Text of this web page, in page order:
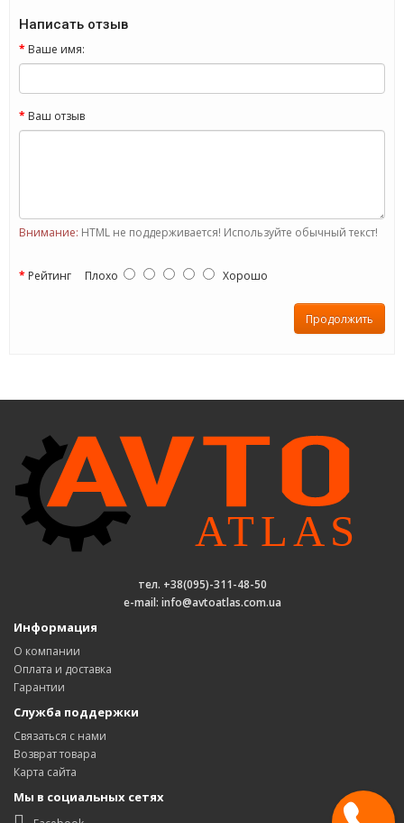
Написать отзыв
Ваше имя:
Ваш отзыв
Внимание: HTML не поддерживается! Используйте обычный текст!
Рейтинг Плохо Хорошо
Продолжить
тел. +38(095)-311-48-50
e-mail: info@avtoatlas.com.ua
Информация
О компании
Оплата и доставка
Гарантии
Служба поддержки
Связаться с нами
Возврат товара
Карта сайта
Мы в социальных сетях